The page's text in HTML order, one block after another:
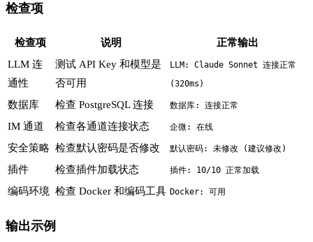
检查项
检查项 说明
正常输出
LLM 连
通性
测试 API Key 和模型是
否可用
LLM: Claude Sonnet 连接正常
(320ms)
数据库 检查 PostgreSQL 连接 数据库: 连接正常
IM 通道 检查各通道连接状态 企微: 在线
安全策略 检查默认密码是否修改 默认密码: 未修改 (建议修改)
插件 检查插件加载状态 插件: 10/10 正常加载
编码环境 检查 Docker 和编码工具 Docker: 可用
输出示例